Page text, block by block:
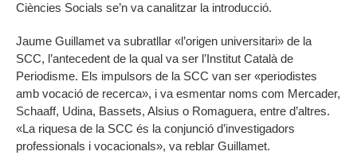
Ciències Socials se’n va canalitzar la introducció.
Jaume Guillamet va subratllar «l’origen universitari» de la
SCC, l’antecedent de la qual va ser l’Institut Català de
Periodisme. Els impulsors de la SCC van ser «periodistes
amb vocació de recerca», i va esmentar noms com Mercader,
Schaaff, Udina, Bassets, Alsius o Romaguera, entre d’altres.
«La riquesa de la SCC és la conjunció d’investigadors
professionals i vocacionals», va reblar Guillamet.